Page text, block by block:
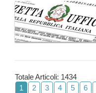
Totale Articoli: 1434
1
2 3 4 5 6